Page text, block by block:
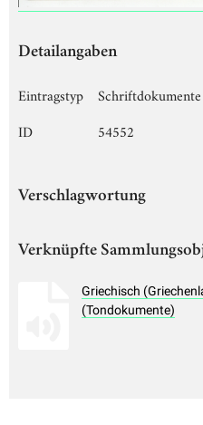
Detailangaben
Eintragstyp
Schriftdokumente
ID
54552
Verschlagwortung
Verknüpfte
Griechisch
(Tondokumente)